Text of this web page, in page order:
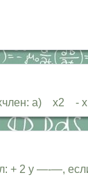
а)
+ 2 у —-—,